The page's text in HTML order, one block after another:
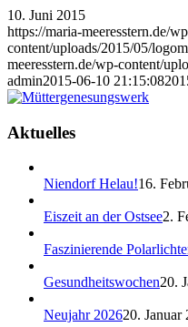
10. Juni 2015
https://maria-meeresstern.de/
content/uploads/2015/05/
meeresstern.de/wp-content/
admin2015-06-10 21:15:08
Aktuelles
Niendorf Helau!16.
Eiszeit an der Ostsee2.
Faszinierende
Gesundheitswochen20.
Neujahr 202620. Januar